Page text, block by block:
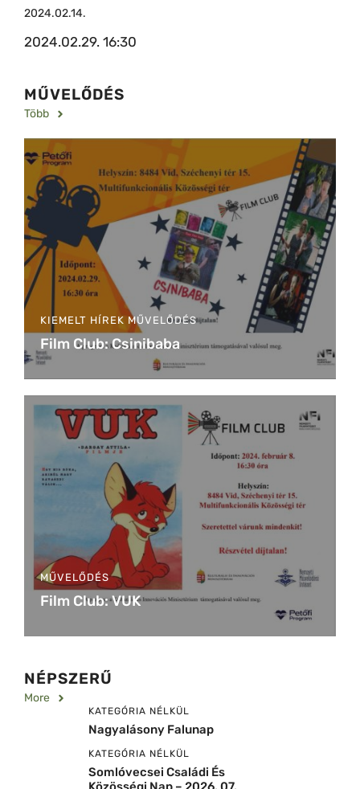
2024.02.14.
2024.02.29. 16:30
MŰVELŐDÉS
Több
KIEMELT HÍREK MŰVELŐDÉS
Film Club: Csinibaba
MŰVELŐDÉS
Film Club: VUK
NÉPSZERŰ
More
KATEGÓRIA NÉLKÜL
Nagyalásony Falunap
KATEGÓRIA NÉLKÜL
Somlóvecsei Családi És